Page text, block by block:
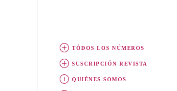
TÓDOS LOS NÚMEROS
SUSCRIPCIÓN REVISTA
QUIÉNES SOMOS